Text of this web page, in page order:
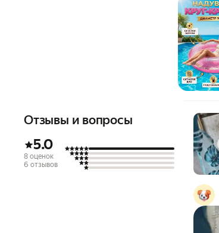
Отзывы и вопросы
5.0
8 оценок
6 отзывов